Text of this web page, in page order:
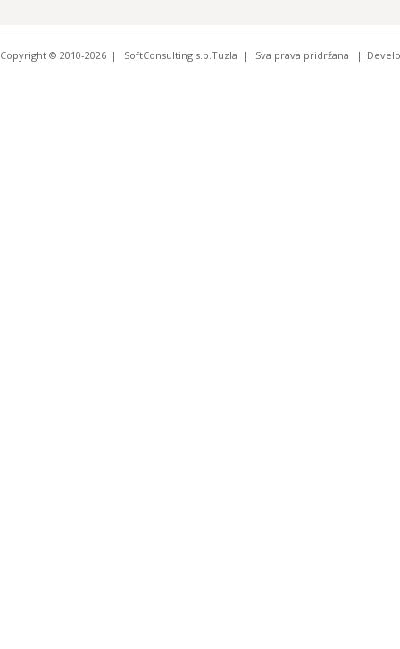
Copyright © 2010-2026 SoftConsulting s.p.Tuzla Sva prava pridržana